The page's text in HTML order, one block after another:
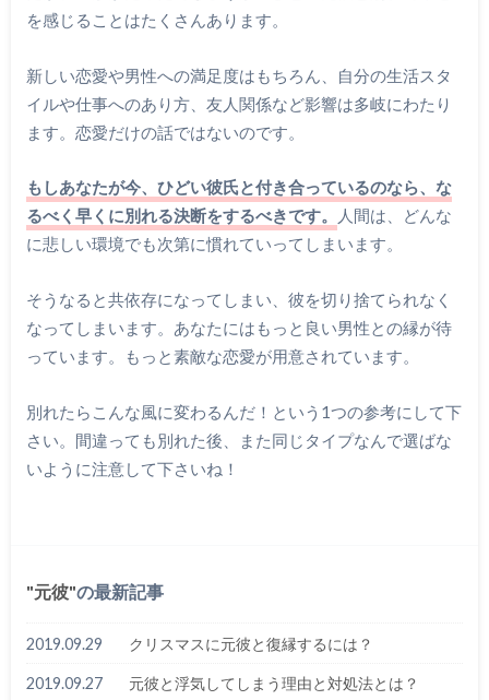
を感じることはたくさんあります。
新しい恋愛や男性への満足度はもちろん、自分の生活スタ
イルや仕事へのあり方、友人関係など影響は多岐にわたり
ます。恋愛だけの話ではないのです。
もしあなたが今、ひどい彼氏と付き合っているのなら、な
るべく早くに別れる決断をするべきです。
人間は、どんな
に悲しい環境でも次第に慣れていってしまいます。
そうなると共依存になってしまい、彼を切り捨てられなく
なってしまいます。あなたにはもっと良い男性との縁が待
っています。もっと素敵な恋愛が用意されています。
別れたらこんな風に変わるんだ！という1つの参考にして下
さい。間違っても別れた後、また同じタイプなんで選ばな
いように注意して下さいね！
元彼 の最新記事
2019.09.29 クリスマスに元彼と復縁するには？
2019.09.27 元彼と浮気してしまう理由と対処法とは？